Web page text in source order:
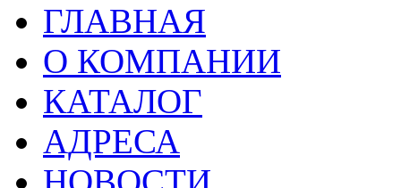
ГЛАВНАЯ
О КОМПАНИИ
КАТАЛОГ
АДРЕСА